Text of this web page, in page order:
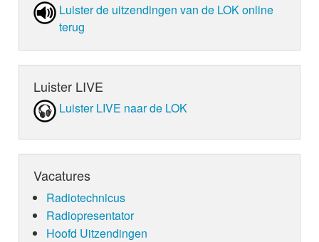
Luister de uit­zen­din­gen van de LOK online
terug
Luister LIVE
Luister LIVE naar de LOK
Vacatures
Radiotechnicus
Radiopresentator
Hoofd Uitzendingen